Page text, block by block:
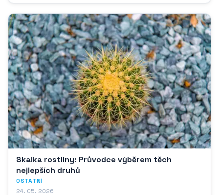
Skalka rostliny: Průvodce výběrem těch
nejlepších druhů
OSTATNÍ
24. 05. 2026